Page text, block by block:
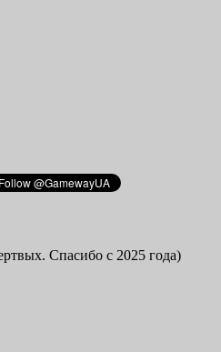
Спасибо с 2025 года)